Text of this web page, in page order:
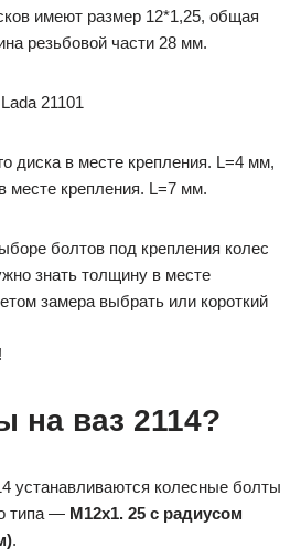
имеют размер 12*1,25, общая
резьбовой части 28 мм.
диска в месте крепления. L=4 мм,
месте крепления. L=7 мм.
болтов под крепления колес
знать толщину в месте
замера выбрать или короткий
на ваз 2114?
устанавливаются колесные болты
типа — М12х1. 25 с радиусом
.